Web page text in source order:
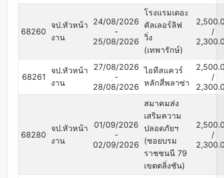
68260
จป.หัวหน้า
งาน
24/08/2026
-
25/08/2026
โรงแรมเดอะ
คัลเลอร์ลิฟ
วิ่ง
(เทพารักษ์)
/
68261
จป.หัวหน้า
งาน
27/08/2026
-
28/08/2026
ไอทีสแควร์
หลักสี่พลาซ่า
/
68280
จป.หัวหน้า
งาน
01/09/2026
-
02/09/2026
สมาคมส่ง
เสริมความ
ปลอดภัยฯ
(ซอยบรม
ราชชนนี 79
เขตตลิ่งชัน)
/